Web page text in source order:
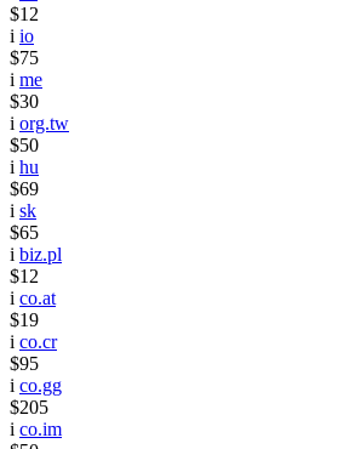
$12
i io
$75
i me
$30
i org.tw
$50
i hu
$69
i sk
$65
i biz.pl
$12
i co.at
$19
i co.cr
$95
i co.gg
$205
i co.im